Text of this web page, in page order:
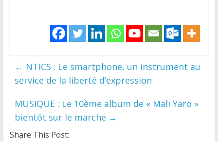
← NTICS : Le smartphone, un instrument au
service de la liberté d’expression
MUSIQUE : Le 10ème album de « Mali Yaro »
bientôt sur le marché →
Share This Post: